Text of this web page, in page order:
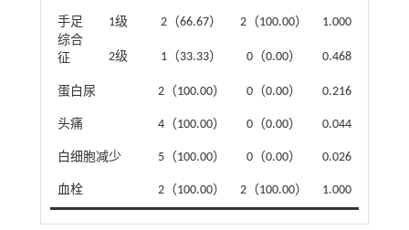
手足
综合
征
1级 2（66.67） 2（100.00） 1.000
2级 1（33.33） 0（0.00） 0.468
蛋白尿 2（100.00） 0（0.00） 0.216
头痛 4（100.00） 0（0.00） 0.044
白细胞减少 5（100.00） 0（0.00） 0.026
血栓 2（100.00） 2（100.00） 1.000